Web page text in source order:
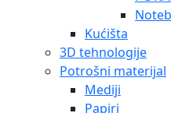
Kućišta
3D tehnologije
Potrošni materijal
Mediji
Papiri